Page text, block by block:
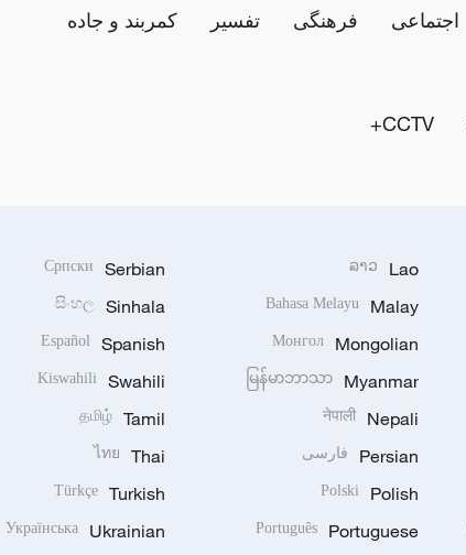
اجتماعی فرهنگی تفسیر کمربند و جاده
CCTV+
Lao
ລາວ
Malay
Bahasa Melayu
Mongolian
Монгол
Myanmar
မြန်မာဘာသာ
Nepali
नेपाली
Persian فارسی
Polish
Polski
Portuguese
Português
Serbian
Српски
Sinhala
සිංහල
Spanish
Español
Swahili
Kiswahili
Tamil
தமிழ்
Thai
ไทย
Turkish
Türkçe
Ukrainian
Українська